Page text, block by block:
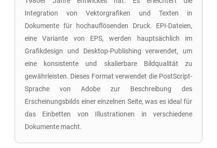
Integration von Vektorgrafiken und Texten in
Dokumente für hochauflösenden Druck. EPI-Dateien,
eine Variante von EPS, werden hauptsächlich im
Grafikdesign und Desktop-Publishing verwendet, um
eine konsistente und skalierbare Bildqualität zu
gewährleisten. Dieses Format verwendet die PostScript-
Sprache von Adobe zur Beschreibung des
Erscheinungsbilds einer einzelnen Seite, was es ideal für
das Einbetten von Illustrationen in verschiedene
Dokumente macht.